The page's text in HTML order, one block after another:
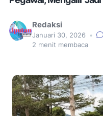
Redaksi
Januari 30, 2026 •
2 menit membaca